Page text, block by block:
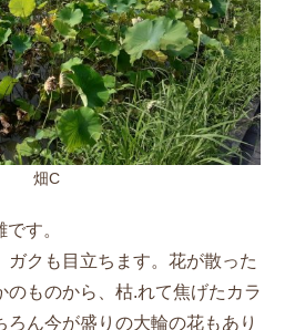
畑C
す。
ガクも目立ちます。花が散った
のものから、枯.れて焦げたカラ
ろん今が盛りの大輪の花もあり